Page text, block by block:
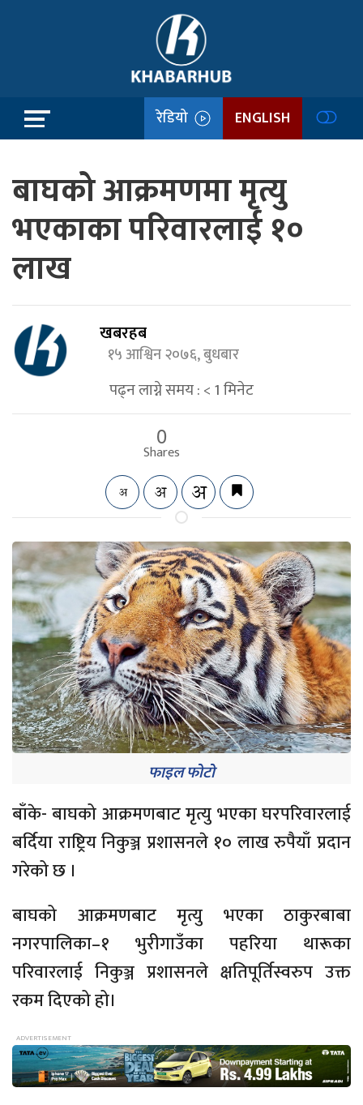
रेडियो ENGLISH
बाघको आक्रमणमा मृत्यु
भएकाका परिवारलाई १०
लाख
खबरहब
१५ आश्विन २०७६, बुधबार
पढ्न लाग्ने समय :< 1मिनेट
0
Shares
फाइल फोटो
बाँके- बाघको आक्रमणबाट मृत्यु भएका घरपरिवारलाई
बर्दिया राष्ट्रिय निकुञ्ज प्रशासनले १० लाख रुपैयाँ प्रदान
गरेको छ ।
बाघको आक्रमणबाट मृत्यु भएका ठाकुरबाबा
नगरपालिका–१ भुरीगाउँका पहरिया थारूका
परिवारलाई निकुञ्ज प्रशासनले क्षतिपूर्तिस्वरुप उक्त
रकम दिएको हो।